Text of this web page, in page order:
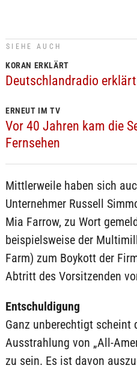
SIEHE AUCH
KORAN ERKLÄRT
Deutschlandradio
ERNEUT IM TV
Vor 40 Jahren kam die
Fernsehen
Mittlerweile haben sich
Unternehmer Russell
Mia Farrow, zu Wort
beispielsweise der
Farm) zum Boykott der
Abtritt des Vorsitzenden
Entschuldigung
Ganz unberechtigt scheint
Ausstrahlung von „All-
zu sein. Es ist davon